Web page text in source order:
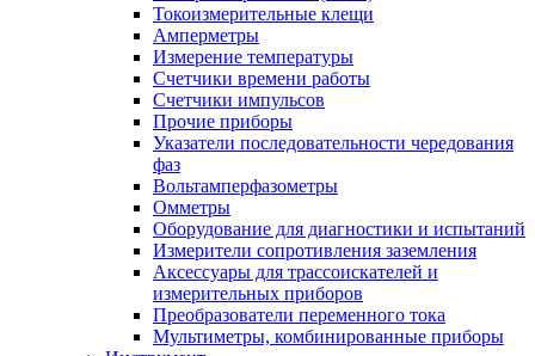
Токоизмерительные клещи
Амперметры
Измерение температуры
Счетчики времени работы
Счетчики импульсов
Прочие приборы
Указатели последовательности чередования
фаз
Вольтамперфазометры
Омметры
Оборудование для диагностики и испытаний
Измерители сопротивления заземления
Аксессуары для трассоискателей и
измерительных приборов
Преобразователи переменного тока
Мультиметры, комбинированные приборы